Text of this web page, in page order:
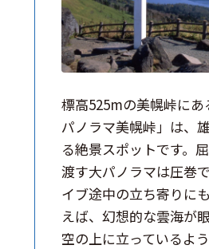
標高525mの美幌峠に
パノラマ美幌峠」は、
る絶景スポットです。
渡す大パノラマは圧巻
イブ途中の立ち寄りに
えば、幻想的な雲海が
空の上に立っているよ